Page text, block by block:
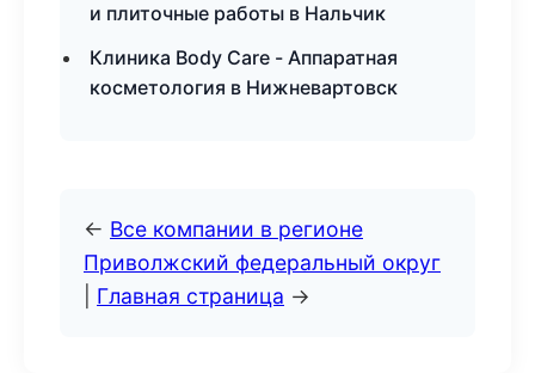
и плиточные работы в Нальчик
Клиника Body Care - Аппаратная
косметология в Нижневартовск
← Все компании в регионе
Приволжский федеральный округ
Главная страница →